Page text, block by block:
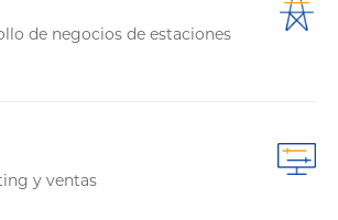
de negocios de estaciones
y ventas